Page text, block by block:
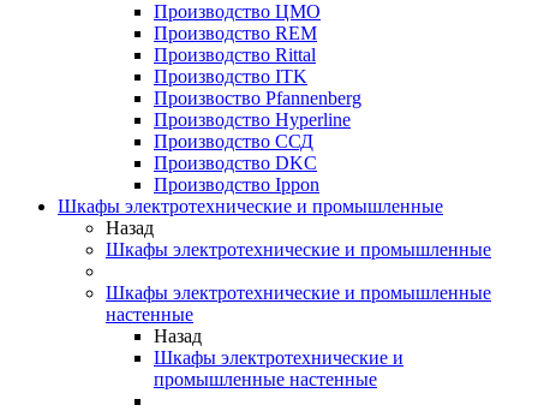
Производство ЦМО
Производство REM
Производство Rittal
Производство ITK
Произвоство Pfannenberg
Производство Hyperline
Производство ССД
Производство DKC
Производство Ippon
Шкафы электротехнические и промышленные
Назад
Шкафы электротехнические и промышленные
Шкафы электротехнические и промышленные
настенные
Назад
Шкафы электротехнические и
промышленные настенные